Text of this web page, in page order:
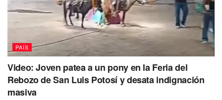
PAÍS
Video: Joven patea a un pony en la Feria del
Rebozo de San Luis Potosí y desata indignación
masiva